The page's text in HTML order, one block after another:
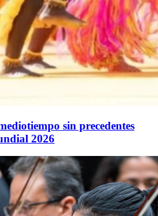
sin precedentes
2026